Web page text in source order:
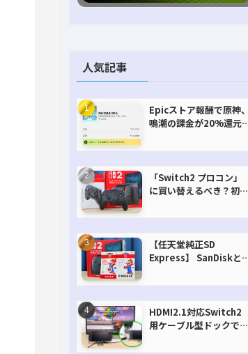
人気記事
Epicストア報酬で原神、
鳴潮の課金が20%還元
「Switch2 プロコン」
に買い替えるべき？初代
【任天堂純正SD
Express】 SanDiskと
HDMI2.1対応Switch2
用ケーブル型ドックで省